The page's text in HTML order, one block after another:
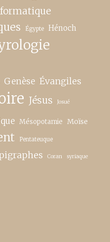
Égypte Hénoch
Genèse Évangiles
Jésus Josué
Mésopotamie Moïse
Pentateuque
Coran syriaque